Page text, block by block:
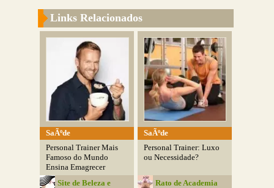
Links Relacionados
SaÃºde
Personal Trainer Mais
Famoso do Mundo
Ensina Emagrecer
Site de Beleza e
SaÃºde
Personal Trainer: Luxo
ou Necessidade?
Rato de Academia